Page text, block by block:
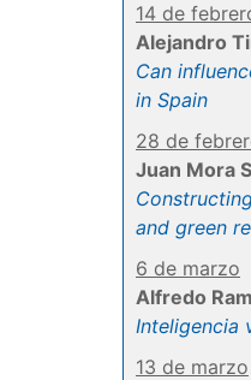
14 de
Alejandro
Can
in Spain
28 de
Juan Mora
and green
6 de marzo
Alfredo
Inteligencia
13 de marzo